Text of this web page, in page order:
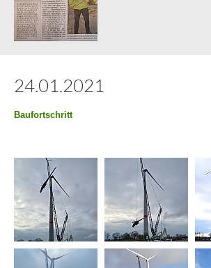
24.01.2021
Baufortschritt